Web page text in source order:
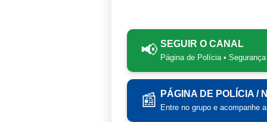
📢 SEGUIR O CANAL
Página de Polícia •
📰 PÁGINA DE POLÍCIA /
Entre no grupo e acompanhe